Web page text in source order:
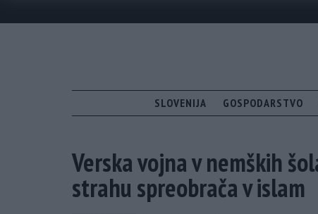
SLOVENIJA GOSPODARSTVO
Verska vojna v nemških
strahu spreobrača v islam